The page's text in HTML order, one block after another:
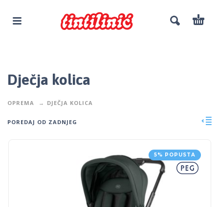
Dječja kolica
OPREMA DJEČJA KOLICA
POREDAJ OD ZADNJEG
5% POPUSTA